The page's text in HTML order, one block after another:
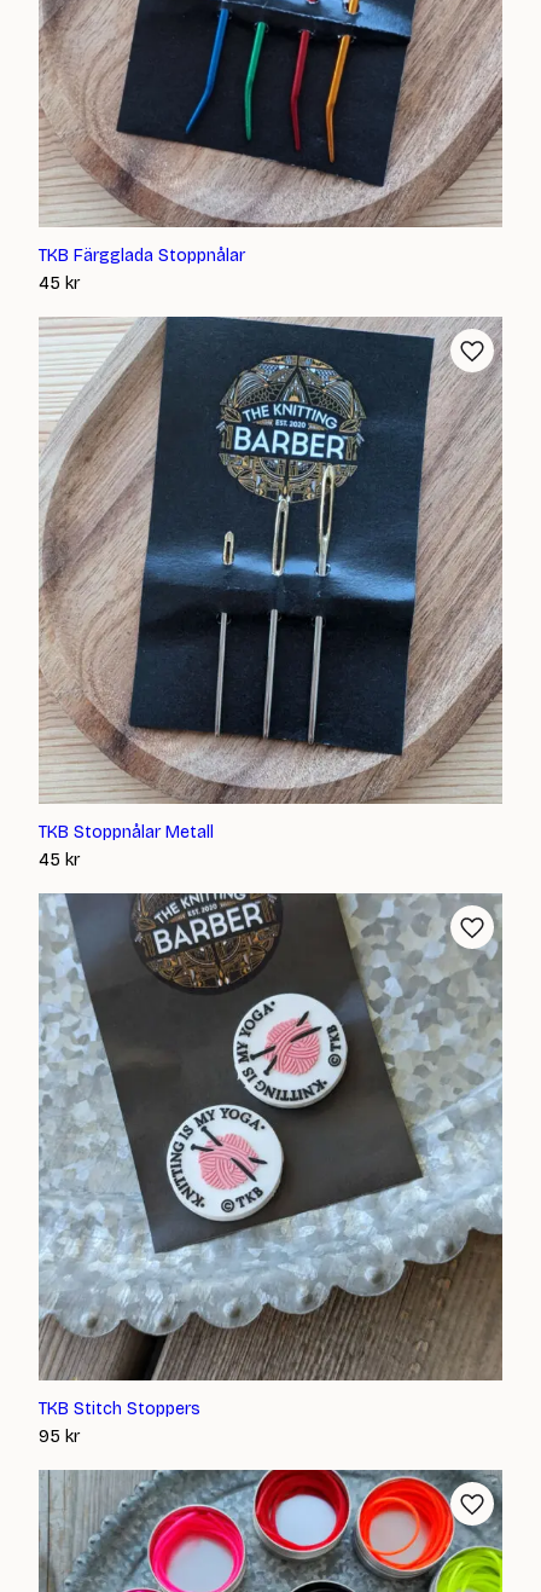
TKB Färgglada Stoppnålar
45 kr
TKB Stoppnålar Metall
45 kr
TKB Stitch Stoppers
95 kr